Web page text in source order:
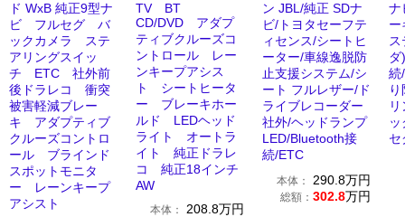
ド WxB 純正9型ナ
ビ フルセグ バ
ックカメラ ステ
アリングスイッ
チ ETC 社外前
後ドラレコ 衝突
被害軽減ブレー
キ アダプティブ
クルーズコントロ
ール ブラインド
スポットモニタ
ー レーンキープ
アシスト
TV BT
CD/DVD アダプ
ティブクルーズコ
ントロール レー
ンキープアシス
ト シートヒータ
ー ブレーキホー
ルド LEDヘッド
ライト オートラ
イト 純正ドラレ
コ 純正18インチ
AW
本体： 208.8万円
ン JBL/純正 SDナ
ビ/トヨタセーフテ
ィセンス/シートヒ
ーター/車線逸脱防
止支援システム/シ
ート フルレザー/ド
ライブレコーダー
社外/ヘッドランプ
LED/Bluetooth接
続/ETC
本体： 290.8万円
総額： 302.8万円
ナ
ー
続
セ